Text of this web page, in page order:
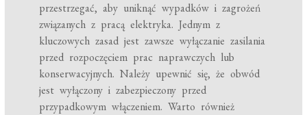
przestrzegać, aby uniknąć wypadków i zagrożeń
związanych z pracą elektryka. Jednym z
kluczowych zasad jest zawsze wyłączanie zasilania
przed rozpoczęciem prac naprawczych lub
konserwacyjnych. Należy upewnić się, że obwód
jest wyłączony i zabezpieczony przed
przypadkowym włączeniem. Warto również